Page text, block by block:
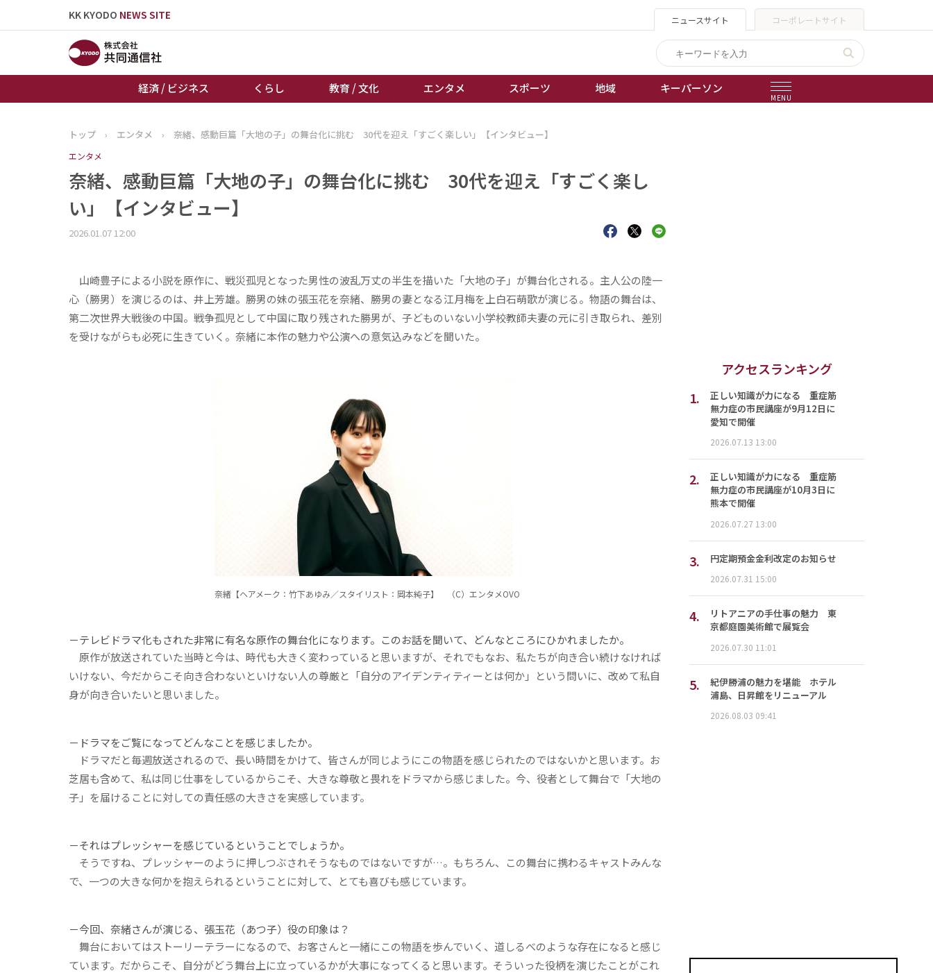
KK KYODO NEWS SITE ニュースサイト コーポレートサイト
経済 / ビジネス くらし 教育 / 文化 エンタメ スポーツ 地域 キーパーソン
MENU
トップページ
経済 / ビジネス
教育 / 文化
誰もが輝いて働く社会へ
オートレース
トップ › エンタメ › 奈緒、感動巨篇「大地の子」の舞台化に挑む 30代を迎え「すごく楽しい」【インタビュー】
エンタメ
奈緒、感動巨篇「大地の子」の舞台化に挑む 30代を迎え「すごく楽し
い」【インタビュー】
2026.01.07 12:00
山崎豊子による小説を原作に、戦災孤児となった男性の波乱万丈の半生を描いた「大地の子」が舞台化される。主人公の陸一
心（勝男）を演じるのは、井上芳雄。勝男の妹の張玉花を奈緒、勝男の妻となる江月梅を上白石萌歌が演じる。物語の舞台は、
第二次世界大戦後の中国。戦争孤児として中国に取り残された勝男が、子どものいない小学校教師夫妻の元に引き取られ、差別
を受けながらも必死に生きていく。奈緒に本作の魅力や公演への意気込みなどを聞いた。
奈緒【ヘアメーク：竹下あゆみ／スタイリスト：岡本純子】 （C）エンタメOVO
－テレビドラマ化もされた非常に有名な原作の舞台化になります。このお話を聞いて、どんなところにひかれましたか。
原作が放送されていた当時と今は、時代も大きく変わっていると思いますが、それでもなお、私たちが向き合い続けなければ
いけない、今だからこそ向き合わないといけない人の尊厳と「自分のアイデンティティーとは何か」という問いに、改めて私自
身が向き合いたいと思いました。
－ドラマをご覧になってどんなことを感じましたか。
ドラマだと毎週放送されるので、長い時間をかけて、皆さんが同じようにこの物語を感じられたのではないかと思います。お
芝居も含めて、私は同じ仕事をしているからこそ、大きな尊敬と畏れをドラマから感じました。今、役者として舞台で「大地の
子」を届けることに対しての責任感の大きさを実感しています。
－それはプレッシャーを感じているということでしょうか。
そうですね、プレッシャーのように押しつぶされそうなものではないですが…。もちろん、この舞台に携わるキャストみんな
で、一つの大きな何かを抱えられるということに対して、とても喜びも感じています。
－今回、奈緒さんが演じる、張玉花（あつ子）役の印象は？
舞台においてはストーリーテラーになるので、お客さんと一緒にこの物語を歩んでいく、道しるべのような存在になると感じ
ています。だからこそ、自分がどう舞台上に立っているかが大事になってくると思います。そういった役柄を演じたことがこれ
アクセスランキング
1.
正しい知識が力になる 重症筋
無力症の市民講座が9月12日に
愛知で開催
2026.07.13 13:00
2.
正しい知識が力になる 重症筋
無力症の市民講座が10月3日に
熊本で開催
2026.07.27 13:00
3. 円定期預金金利改定のお知らせ
2026.07.31 15:00
4.
リトアニアの手仕事の魅力 東
京都庭園美術館で展覧会
2026.07.30 11:01
5.
紀伊勝浦の魅力を堪能 ホテル
浦島、日昇館をリニューアル
2026.08.03 09:41